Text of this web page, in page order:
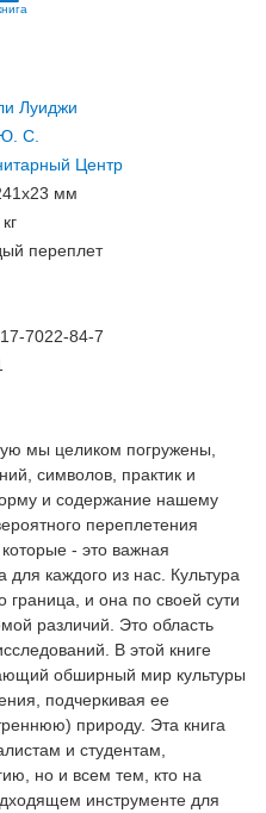
Луиджи
С.
Центр
мм
переплет
7022-84-7
мы целиком погружены,
символов, практик и
и содержание нашему
переплетения
- это важная
для каждого из нас. Культура
граница, и она по своей сути
различий. Это область
В этой книге
обширный мир культуры
подчеркивая ее
природу. Эта книга
и студентам,
но и всем тем, кто на
инструменте для